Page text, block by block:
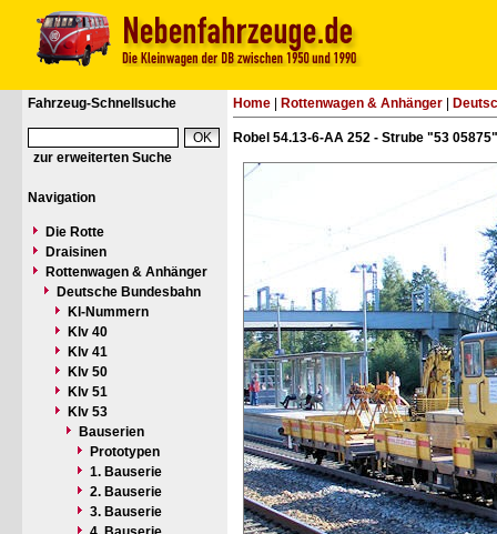
Fahrzeug-Schnellsuche
zur erweiterten Suche
Navigation
Die Rotte
Draisinen
Rottenwagen & Anhänger
Deutsche Bundesbahn
Kl-Nummern
Klv 40
Klv 41
Klv 50
Klv 51
Klv 53
Bauserien
Prototypen
1. Bauserie
2. Bauserie
3. Bauserie
Home Rottenwagen & Anhänger
Robel 54.13-6-AA 252 - Strube "53 05875"